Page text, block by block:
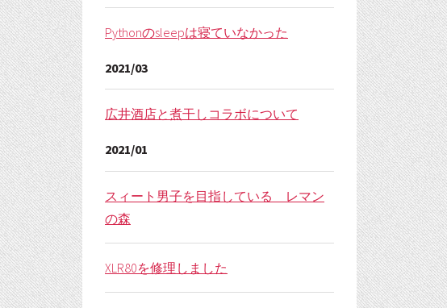
Pythonのsleepは寝ていなかった
2021/03
広井酒店と煮干しコラボについて
2021/01
スィート男子を目指している レマン
の森
XLR80を修理しました